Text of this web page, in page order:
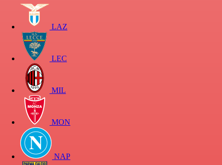
LAZ
LEC
MIL
MON
NAP